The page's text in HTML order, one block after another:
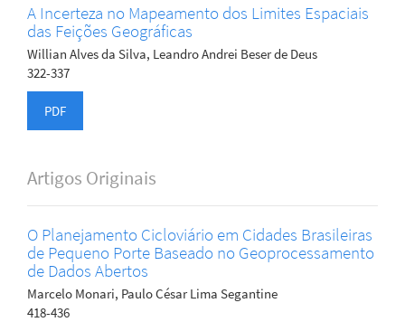
A Incerteza no Mapeamento dos Limites Espaciais
das Feições Geográficas
Willian Alves da Silva, Leandro Andrei Beser de Deus
322-337
PDF
Artigos Originais
O Planejamento Cicloviário em Cidades Brasileiras
de Pequeno Porte Baseado no Geoprocessamento
de Dados Abertos
Marcelo Monari, Paulo César Lima Segantine
418-436